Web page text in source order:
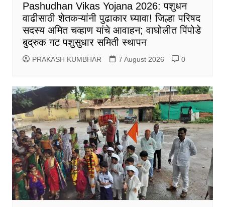
Pashudhan Vikas Yojana 2026: पशुधन
वाढीसाठी शेतकऱ्यांनी पुढाकार घ्यावा! जिल्हा परिषद
सदस्य अमित चव्हाण यांचे आवाहन; वाघोलीत पिंपोडे
बुद्रुक गट पशुसुधार समिती स्थापन
PRAKASH KUMBHAR 7 August 2026 0